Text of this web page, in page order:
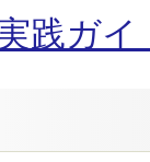
実践ガ